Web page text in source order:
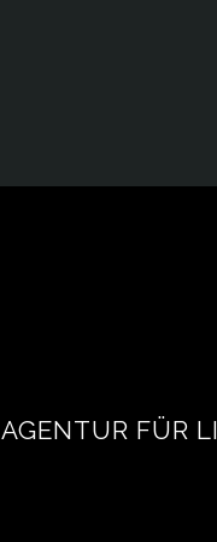
AGENTUR FÜR